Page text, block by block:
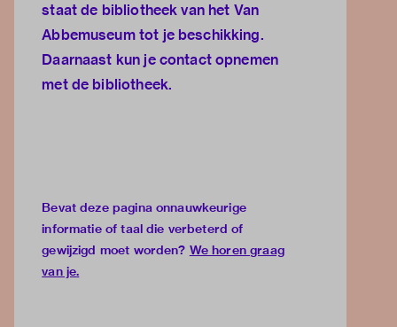
staat de bibliotheek van het Van
Abbemuseumtot je beschikking.
Daarnaast kun jecontact opnemen
met de bibliotheek.
Bevat deze pagina onnauwkeurige
informatie of taal die verbeterd of
gewijzigd moet worden? We horen graag
van je.